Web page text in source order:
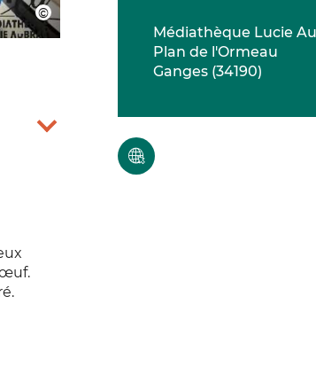
Médiathèque Lucie
Plan de l'Ormeau
Ganges (34190)